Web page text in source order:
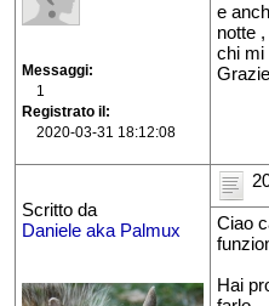
Messaggi
1
Registrato il
2020-03-31 18:12:08
e
notte
chi mi
Grazie
Scritto da
Daniele aka Palmux
Ciao
Hai